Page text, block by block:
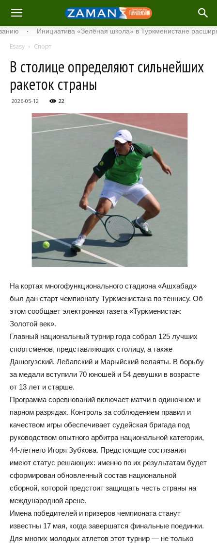
· Инициатива «Зелёная школа» в Туркменистане расширяет
Esasy Спорт
В столице определяют сильнейших
ракеток страны
2026-05-12 22
На кортах многофункционального стадиона «Ашхабад»
был дан старт чемпионату Туркменистана по теннису. Об
этом сообщает электронная газета «Туркменистан:
Золотой век».
Главный национальный турнир года собрал 125 лучших
спортсменов, представляющих столицу, а также
Дашогузский, Лебапский и Марыйский велаяты. В борьбу
за медали вступили 70 юношей и 54 девушки в возрасте
от 13 лет и старше.
Программа соревнований включает матчи в одиночном и
парном разрядах. Контроль за соблюдением правил и
качеством игры обеспечивает судейская бригада под
руководством опытного арбитра национальной категории,
44-летнего Игоря Зубкова. Предстоящие состязания
имеют статус решающих: именно по их результатам будет
сформирован обновленный состав национальной
сборной, которой предстоит защищать честь страны на
международной арене.
Имена победителей и призеров чемпионата станут
известны 17 мая, когда завершатся финальные поединки.
Для многих молодых атлетов этот турнир — не только